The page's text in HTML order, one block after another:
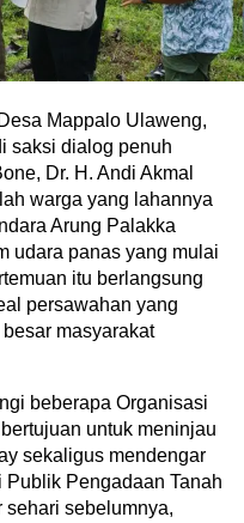
Mappalo Ulaweng,
saksi dialog penuh
Dr. H. Andi Akmal
warga yang lahannya
Arung Palakka
udara panas yang mulai
itu berlangsung
persawahan yang
masyarakat
beberapa Organisasi
untuk meninjau
sekaligus mendengar
Pengadaan Tanah
sebelumnya,